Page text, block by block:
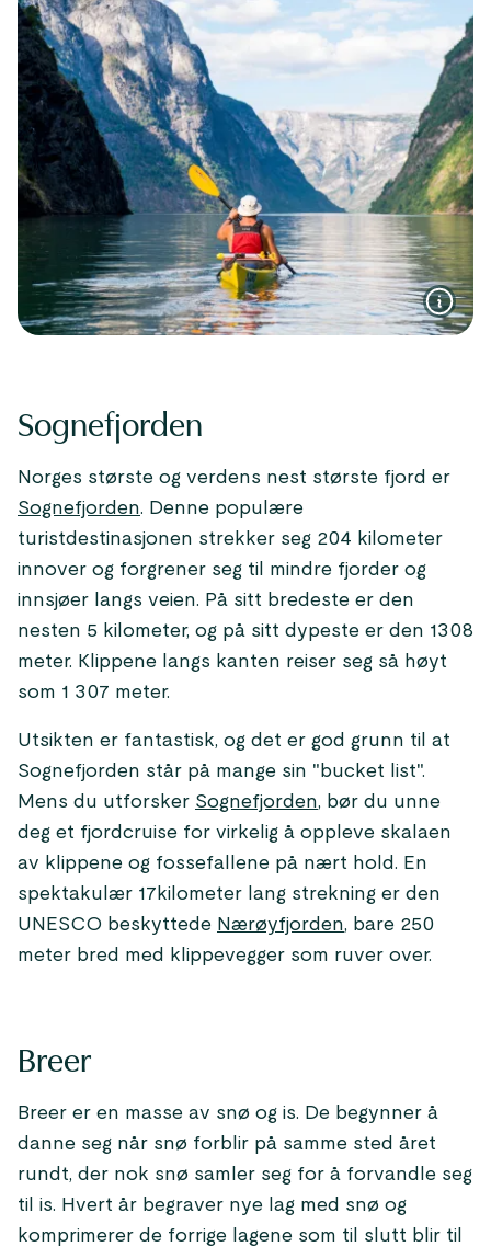
Sognefjorden
Norges største og verdens nest største fjord er
Sognefjorden. Denne populære
turistdestinasjonen strekker seg 204 kilometer
innover og forgrener seg til mindre fjorder og
innsjøer langs veien. På sitt bredeste er den
nesten 5 kilometer, og på sitt dypeste er den 1308
meter. Klippene langs kanten reiser seg så høyt
som 1 307 meter.
Utsikten er fantastisk, og det er god grunn til at
Sognefjorden står på mange sin "bucket list".
Mens du utforsker Sognefjorden, bør du unne
deg et fjordcruise for virkelig å oppleve skalaen
av klippene og fossefallene på nært hold. En
spektakulær 17kilometer lang strekning er den
UNESCO beskyttede Nærøyfjorden, bare 250
meter bred med klippevegger som ruver over.
Breer
Breer er en masse av snø og is. De begynner å
danne seg når snø forblir på samme sted året
rundt, der nok snø samler seg for å forvandle seg
til is. Hvert år begraver nye lag med snø og
komprimerer de forrige lagene som til slutt blir til